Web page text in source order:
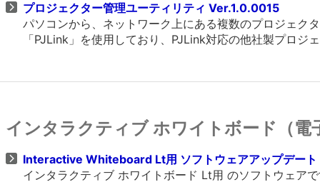
プロジェクター管理ユーティリティ Ver.1.0.0015
パソコンから、ネットワーク上にある複数のプロジェク
「PJLink」を使用しており、PJLink対応の他社製プロジ
インタラクティブ ホワイトボード（電
Interactive Whiteboard Lt用 ソフトウェアアップデー
インタラクティブ ホワイトボード Lt用 のソフトウェア